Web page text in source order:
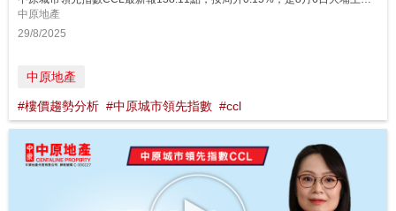
中原地產
29/8/2025
中原地產
#樓價趨勢分析 #中原城市領先指數 #ccl